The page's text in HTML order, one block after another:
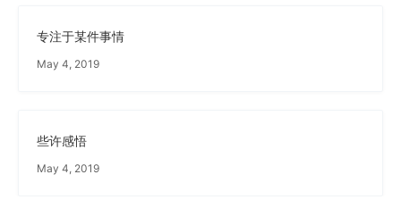
专注于某件事情
May 4, 2019
些许感悟
May 4, 2019